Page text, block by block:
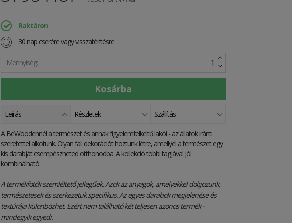
Raktáron
30 nap cserére vagy visszatérítésre
Mennyiség:
Leírás Részletek Szállítás
A BeWoodennél a természet és annak figyelemfelkeltő lakói - az állatok iránti
szeretettel alkotunk. Olyan fali dekorációt hoztunk létre, amellyel a természet egy
kis darabját csempészheted otthonodba. A kollekció többi tagjával jól
kombinálható.
A termékfotók szemléltető jellegűek. Azok az anyagok, amelyekkel dolgozunk,
természetesek és szerkezetük specifikus. Az egyes darabok megjelenése és
textúrája különbözhet. Ezért nem található két teljesen azonos termék -
mindegyik egyedi.